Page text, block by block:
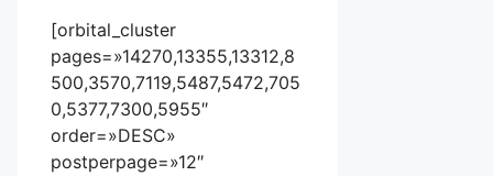
[orbital_cluster
pages=»14270,13355,13312,8
500,3570,7119,5487,5472,705
0,5377,7300,5955″
order=»DESC»
postperpage=»12″